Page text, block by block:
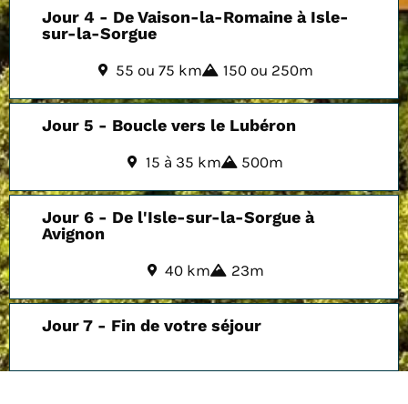
Jour 4 - De Vaison-la-Romaine à Isle-
sur-la-Sorgue
55 ou 75 km 150 ou 250m
Jour 5 - Boucle vers le Lubéron
15 à 35 km 500m
Jour 6 - De l'Isle-sur-la-Sorgue à
Avignon
40 km 23m
Jour 7 - Fin de votre séjour